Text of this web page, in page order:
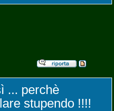
... perchè
stupendo !!!!